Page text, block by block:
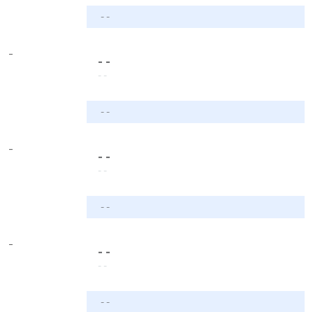
- -
-
- -
- -
- -
-
- -
- -
- -
-
- -
- -
- -